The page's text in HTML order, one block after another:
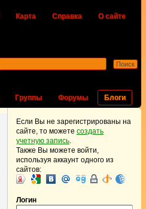
Карта Справка О сайте
Группы Форумы Блоги
Если Вы не зарегистрированы на
сайте, то можете создать
учетную запись.
Также Вы можете войти,
используя аккаунт одного из
сайтов:
Логин